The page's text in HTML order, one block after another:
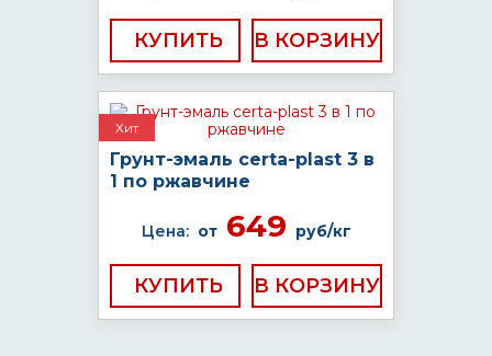
КУПИТЬ
Хит
Грунт-эмаль certa-plast 3 в
1 по ржавчине
Цена: от649 руб/кг
КУПИТЬ